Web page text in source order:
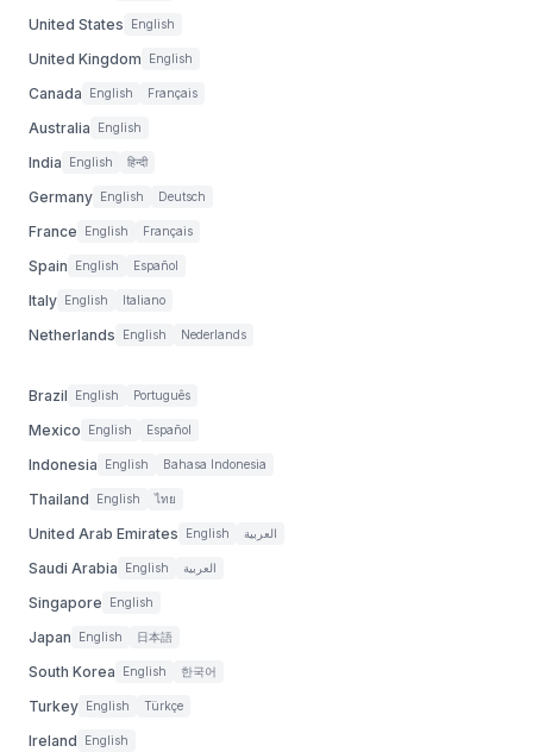
United States English
United Kingdom English
Canada English Français
Australia English
India English हिन्दी
Germany English Deutsch
France English Français
Spain English Español
Italy English Italiano
Netherlands English Nederlands
Brazil English Português
Mexico English Español
Indonesia English Bahasa Indonesia
Thailand English ไทย
United Arab Emirates English العربية
Saudi Arabia English العربية
Singapore English
Japan English 日本語
South Korea English 한국어
Turkey English Türkçe
Ireland English